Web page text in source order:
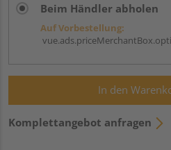
Beim Händler abholen
Auf Vorbestellung:
In den
Komplettangebot anfragen